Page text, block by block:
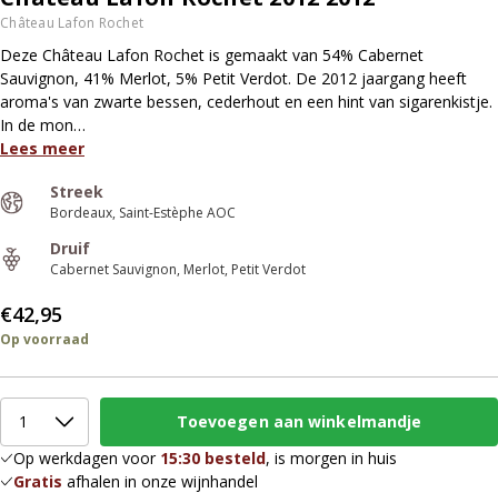
Château Lafon Rochet
Deze Château Lafon Rochet is gemaakt van 54% Cabernet
Sauvignon, 41% Merlot, 5% Petit Verdot. De 2012 jaargang heeft
aroma's van zwarte bessen, cederhout en een hint van sigarenkistje.
In de mon…
Lees meer
Streek
Bordeaux Saint-Estèphe AOC
Druif
Cabernet Sauvignon Merlot Petit Verdot
€42,95
Op voorraad
Op werkdagen voor 15:30 besteld, is morgen in huis
Gratis afhalen in onze wijnhandel